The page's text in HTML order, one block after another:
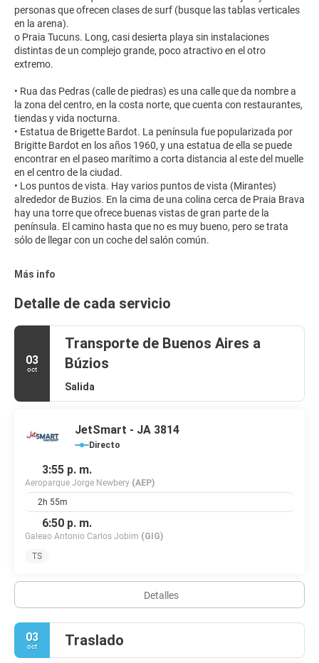
personas que ofrecen clases de surf (busque las tablas verticales
en la arena).
o Praia Tucuns. Long, casi desierta playa sin instalaciones
distintas de un complejo grande, poco atractivo en el otro
extremo.
• Rua das Pedras (calle de piedras) es una calle que da nombre a
la zona del centro, en la costa norte, que cuenta con restaurantes,
tiendas y vida nocturna.
• Estatua de Brigette Bardot. La península fue popularizada por
Brigitte Bardot en los años 1960, y una estatua de ella se puede
encontrar en el paseo marítimo a corta distancia al este del muelle
en el centro de la ciudad.
• Los puntos de vista. Hay varios puntos de vista (Mirantes)
alrededor de Buzios. En la cima de una colina cerca de Praia Brava
hay una torre que ofrece buenas vistas de gran parte de la
península. El camino hasta que no es muy bueno, pero se trata
sólo de llegar con un coche del salón común.
Más info
Detalle de cada servicio
03
oct
Transporte de Buenos Aires a
Búzios
Salida
JetSmart - JA 3814
Directo
3:55 p. m.
Aeroparque Jorge Newbery (AEP)
2h 55m
6:50 p. m.
Galeao Antonio Carlos Jobim (GIG)
TS
Detalles
03
oct Traslado